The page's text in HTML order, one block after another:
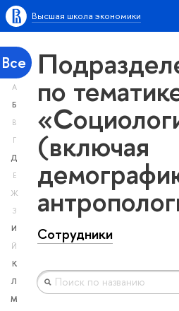
Высшая школа экономики
Все
А
Б
В
Г
Д
Е
Ж
З
И
Й
К
Л
М
по
(включая
Сотрудники